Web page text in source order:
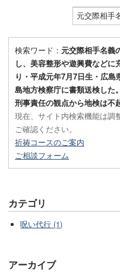
検索ワード： 元交際相手名義
し、美容整形や遊興費など
り・平成元年7月7日生・広
島地方検察庁に書類送検した
刑事責任の観点から地検は不
現在、サイト内検索機能は調
ご確認ください。
祈祷コースのご案内
ご相談フォーム
カテゴリ
呪い代行 (1)
アーカイブ